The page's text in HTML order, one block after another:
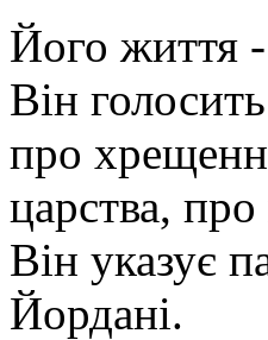
Його життя
Він
про
царства,
Він указує
Йордані.